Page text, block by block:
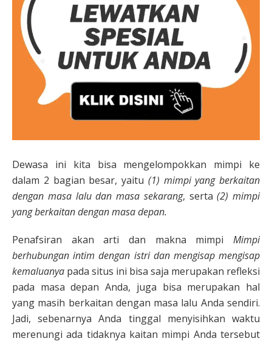
Dewasa ini kita bisa mengelompokkan mimpi ke
dalam 2 bagian besar, yaitu (1) mimpi yang berkaitan
dengan masa lalu dan masa sekarang, serta(2) mimpi
yang berkaitan dengan masa depan.
Penafsiran akan arti dan makna mimpi Mimpi
berhubungan intim dengan istri dan mengisap mengisap
kemaluanya pada situs ini bisa saja merupakan refleksi
pada masa depan Anda, juga bisa merupakan hal
yang masih berkaitan dengan masa lalu Anda sendiri.
Jadi, sebenarnya Anda tinggal menyisihkan waktu
merenungi ada tidaknya kaitan mimpi Anda tersebut